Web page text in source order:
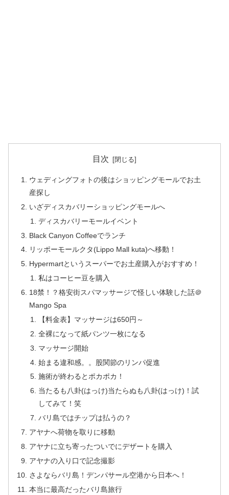
目次
ウェディングフォトの後はショッピングモールでお土
産探し
いざディスカバリーショッピングモールへ
ディスカバリーモールイベント
Black Canyon Coffeeでランチ
リッポーモールクタ(Lippo Mall kuta)へ移動！
Hypermartというスーパーでお土産購入がおすすめ！
私はコーヒー豆を購入
18禁！？格安街スパマッサージで怪しい体験した話＠
Mango Spa
【料金表】マッサージは650円～
全裸になって紙パンツ一枚になる
マッサージ開始
始まる違和感。。股関節のリンパ促進
施術が終わるとポカポカ！
当たるも八卦(はっけ)当たらぬも八卦(はっけ)！試
してみて！笑
バリ島ではチップは払うの？
アヤナへ荷物を取りに移動
アヤナに立ち寄ったついでにデザートを購入
アヤナの入り口で記念撮影
さよならバリ島！デンパサール空港から日本へ！
本当に最高だったバリ島旅行